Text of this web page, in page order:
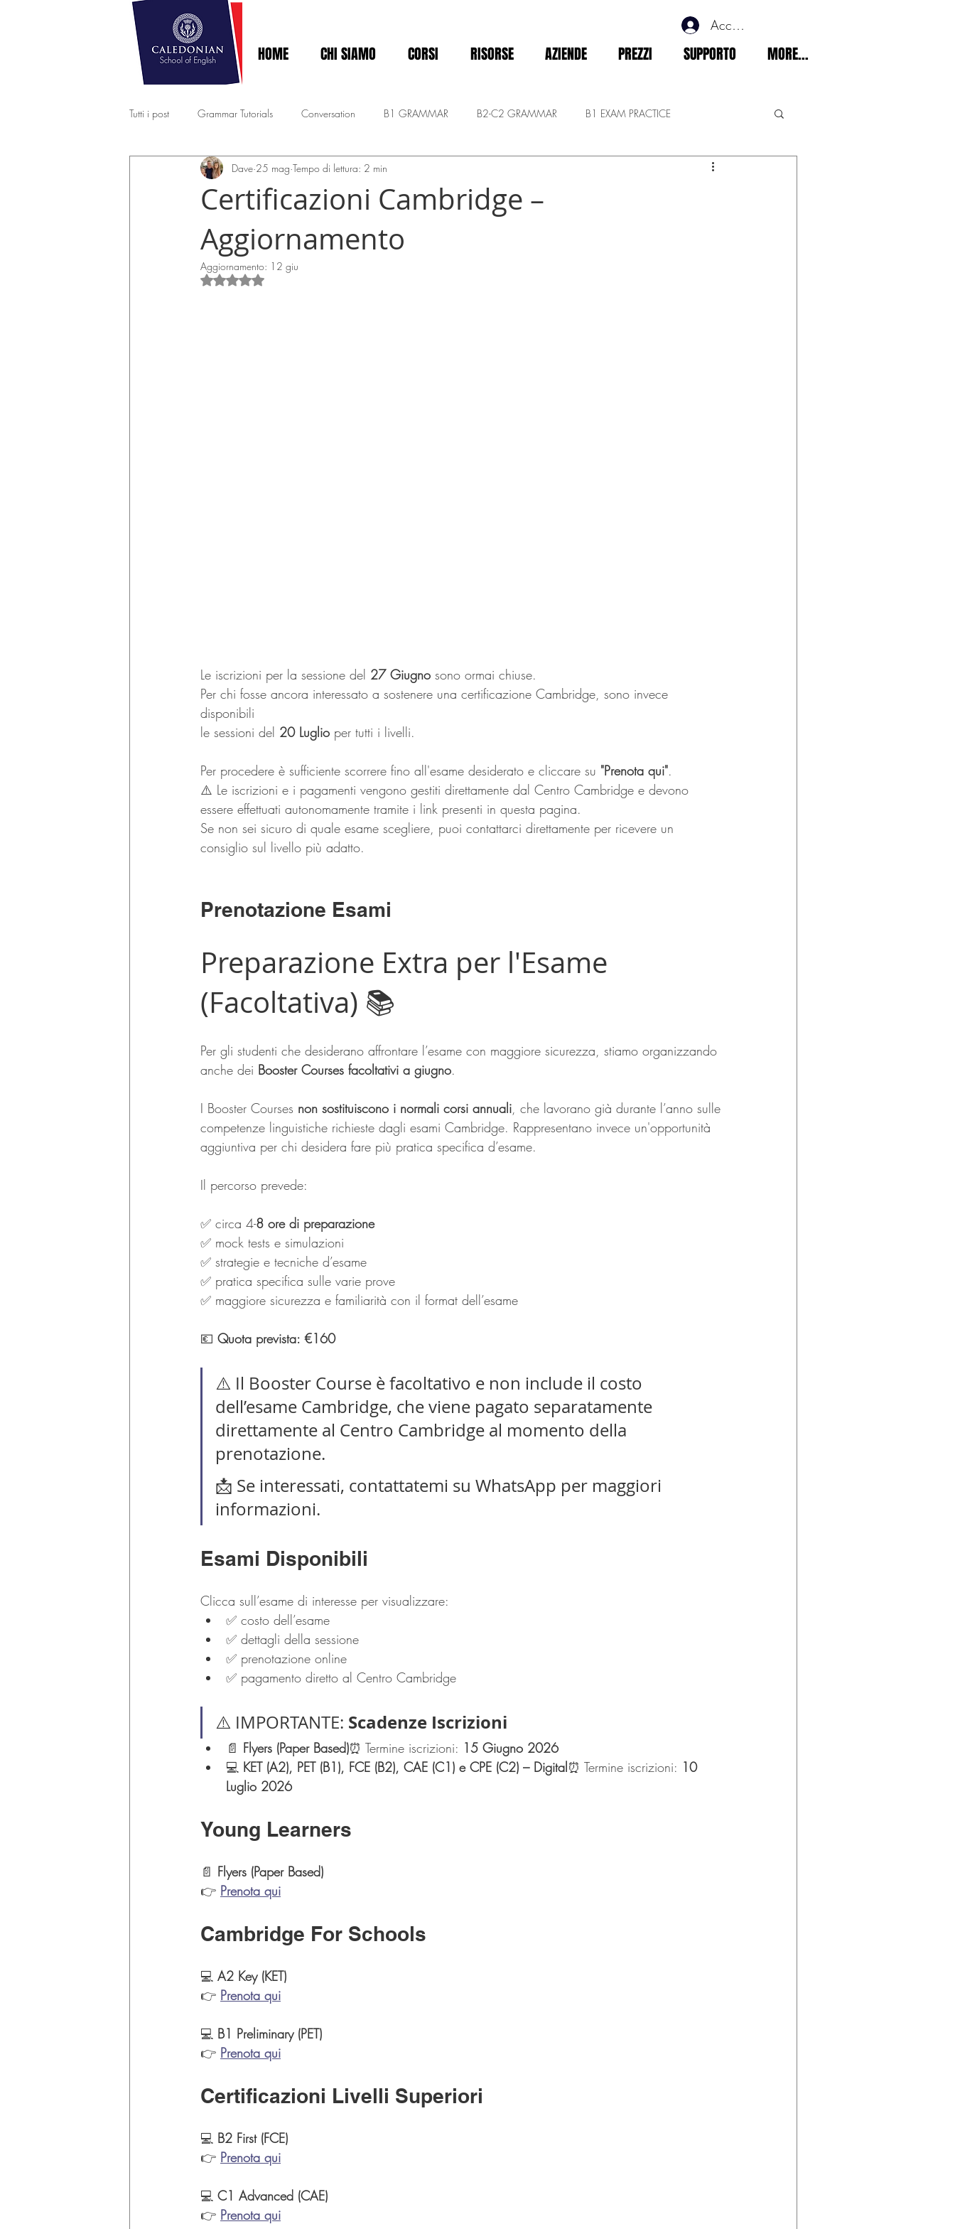
Accedi
HOME CHI SIAMO CORSI RISORSE AZIENDE PREZZI SUPPORTO MORE...
Tutti i post Grammar Tutorials Conversation B1 GRAMMAR B2-C2 GRAMMAR B1 EXAM PRACTICE
B2 EXAM PRACTICE EXPERT - MASTERY C1-C2
Certificazioni Cambridge –
Aggiornamento
Dave 25 mag Tempo di lettura: 2 min
Aggiornamento: 12 giu
Valutazione NaN stelle su 5.
Le iscrizioni per la sessione del 27 Giugno sono ormai chiuse.
Per chi fosse ancora interessato a sostenere una certificazione Cambridge, sono invece
disponibili
le sessioni del 20 Luglio per tutti i livelli.
Per procedere è sufficiente scorrere fino all'esame desiderato e cliccare su "Prenota qui".
⚠️ Le iscrizioni e i pagamenti vengono gestiti direttamente dal Centro Cambridge e devono
essere effettuati autonomamente tramite i link presenti in questa pagina.
Se non sei sicuro di quale esame scegliere, puoi contattarci direttamente per ricevere un
consiglio sul livello più adatto.
Prenotazione Esami
Preparazione Extra per l'Esame
(Facoltativa) 📚
Per gli studenti che desiderano affrontare l’esame con maggiore sicurezza, stiamo organizzando
anche dei Booster Courses facoltativi a giugno.
I Booster Courses non sostituiscono i normali corsi annuali, che lavorano già durante l’anno sulle
competenze linguistiche richieste dagli esami Cambridge. Rappresentano invece un'opportunità
aggiuntiva per chi desidera fare più pratica specifica d’esame.
Il percorso prevede:
✅ circa 4-8 ore di preparazione
✅ mock tests e simulazioni
✅ strategie e tecniche d’esame
✅ pratica specifica sulle varie prove
✅ maggiore sicurezza e familiarità con il format dell’esame
💶 Quota prevista: €160
⚠️ Il Booster Course è facoltativo e non include il costo
dell’esame Cambridge, che viene pagato separatamente
direttamente al Centro Cambridge al momento della
prenotazione.
📩 Se interessati, contattatemi su WhatsApp per maggiori
informazioni.
Esami Disponibili
Clicca sull’esame di interesse per visualizzare:
✅ costo dell’esame
✅ dettagli della sessione
✅ prenotazione online
✅ pagamento diretto al Centro Cambridge
⚠️ IMPORTANTE: Scadenze Iscrizioni
📄 Flyers (Paper Based)⏰ Termine iscrizioni: 15 Giugno 2026
💻 KET (A2), PET (B1), FCE (B2), CAE (C1) e CPE (C2) – Digital⏰ Termine iscrizioni: 10
Luglio 2026
Young Learners
📄 Flyers (Paper Based)
👉 Prenota qui
Cambridge For Schools
💻 A2 Key (KET)
👉 Prenota qui
💻 B1 Preliminary (PET)
👉 Prenota qui
Certificazioni Livelli Superiori
💻 B2 First (FCE)
👉 Prenota qui
💻 C1 Advanced (CAE)
👉 Prenota qui